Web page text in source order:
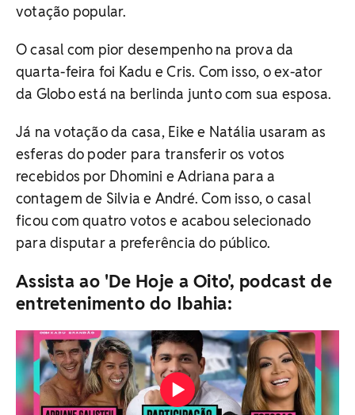
votação popular.
O casal com pior desempenho na prova da
quarta-feira foi Kadu e Cris. Com isso, o ex-ator
da Globo está na berlinda junto com sua esposa.
Já na votação da casa, Eike e Natália usaram as
esferas do poder para transferir os votos
recebidos por Dhomini e Adriana para a
contagem de Silvia e André. Com isso, o casal
ficou com quatro votos e acabou selecionado
para disputar a preferência do público.
Assista ao 'De Hoje a Oito', podcast de
entretenimento do Ibahia: